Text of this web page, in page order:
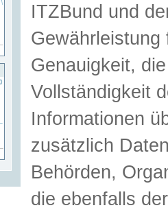
ITZBund und
Genauigkeit,
Vollständigkeit
Informationen
zusätzlich
Behörden,
die ebenfalls